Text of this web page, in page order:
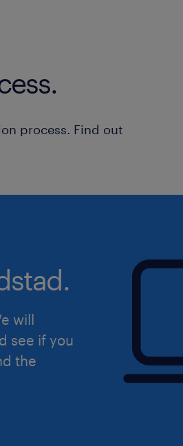
process. Find out
will
see if you
the